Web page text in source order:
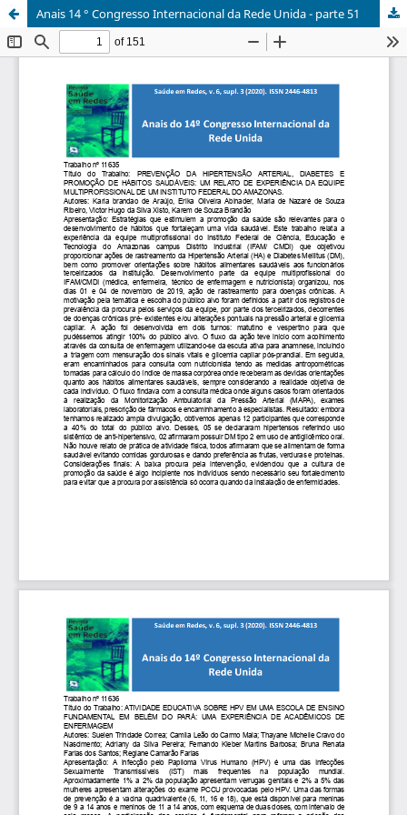
Anais 14 ° Congresso Internacional da Rede Unida - parte 51